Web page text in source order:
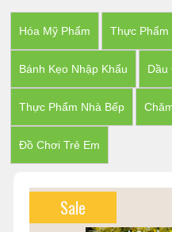
Hóa Mỹ Phẩm Thực Phẩm
Bánh Kẹo Nhập Khẩu Dầu
Thực Phẩm Nhà Bếp
Đồ Chơi Trẻ Em
Sale